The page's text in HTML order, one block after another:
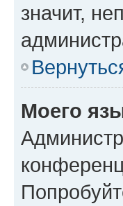
значит,
Моего